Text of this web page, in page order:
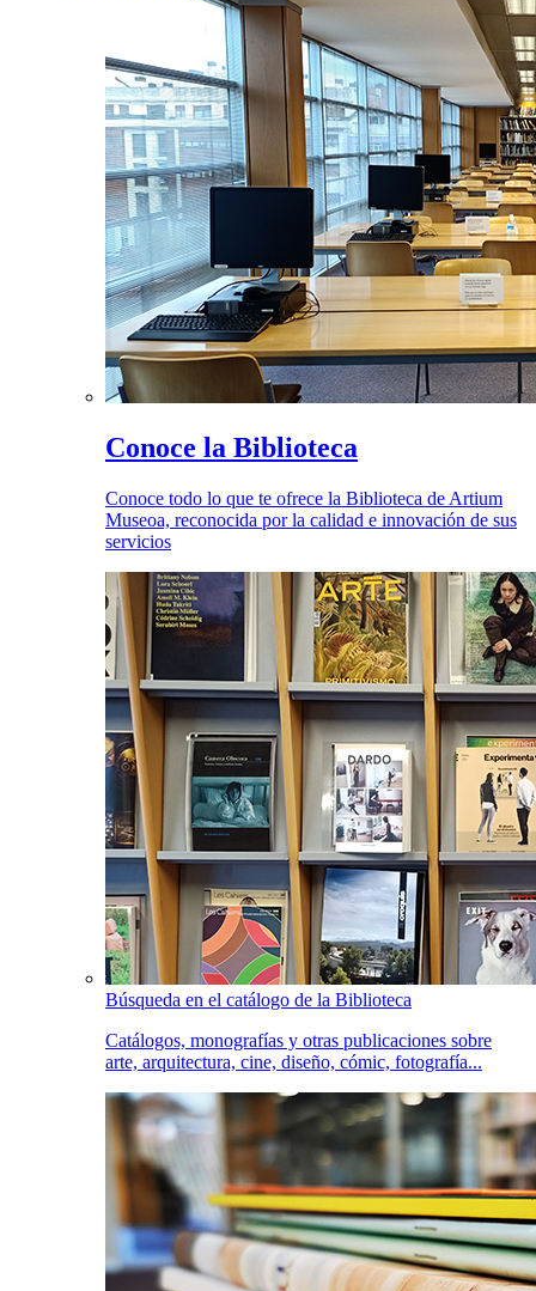
Conoce la Biblioteca
Conoce todo lo que te ofrece la Biblioteca de Artium
Museoa, reconocida por la calidad e innovación de sus
servicios
Búsqueda en el catálogo de la Biblioteca
Catálogos, monografías y otras publicaciones sobre
arte, arquitectura, cine, diseño, cómic, fotografía...